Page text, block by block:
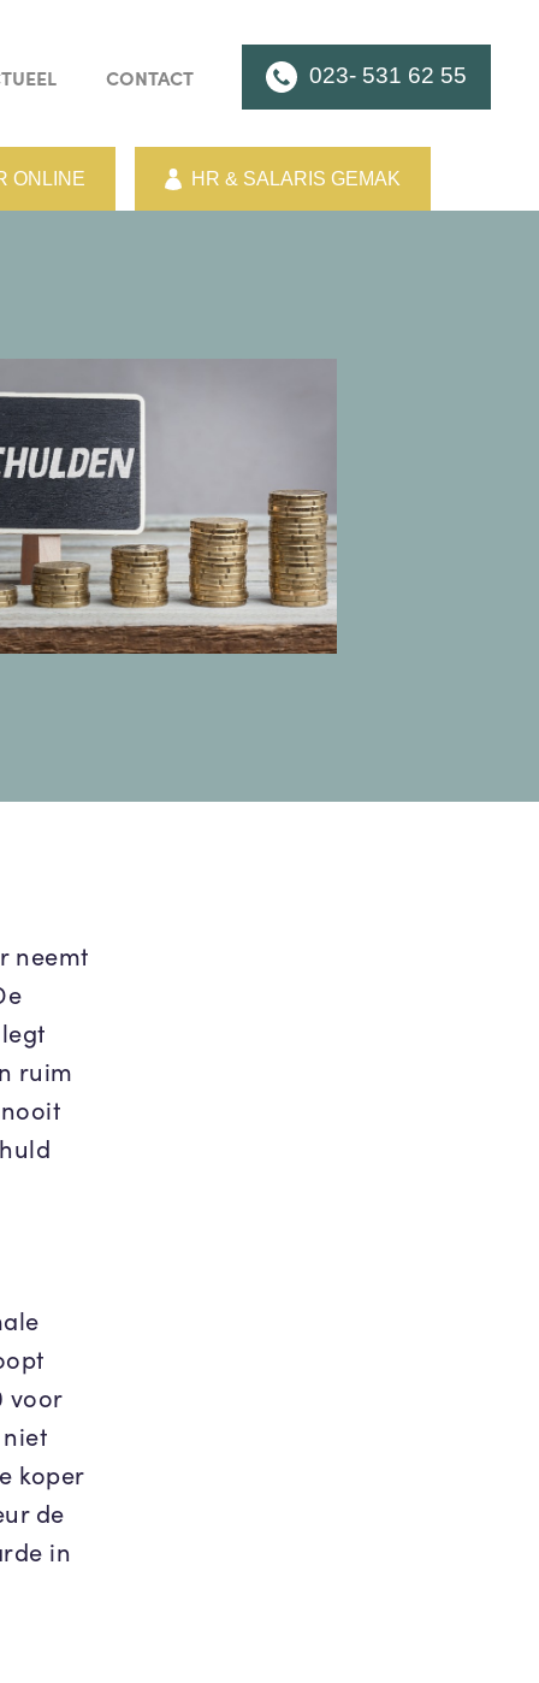
CONTACT 023- 531 62 55
ONLINE HR & SALARIS GEMAK
neemt
ruim
voor
koper
de
in